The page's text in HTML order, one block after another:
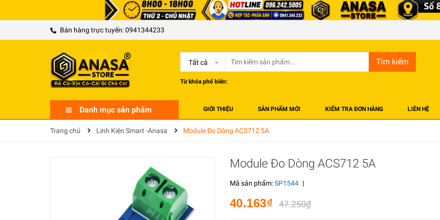
Bán hàng trực tuyến:0941344233
Tất cả Tìm kiếm
Từ khóa phổ biến:
Danh mục sản phẩm GIỚI THIỆU SẢN PHẨM MỚI KIỂM TRA ĐƠN HÀNG LIÊN HỆ
Trang chủ Linh Kiện Smart -Anasa Module Đo Dòng ACS712 5A
Module Đo Dòng ACS712 5A
Mã sản phẩm:SP1544 |
40.163₫ 47.250₫